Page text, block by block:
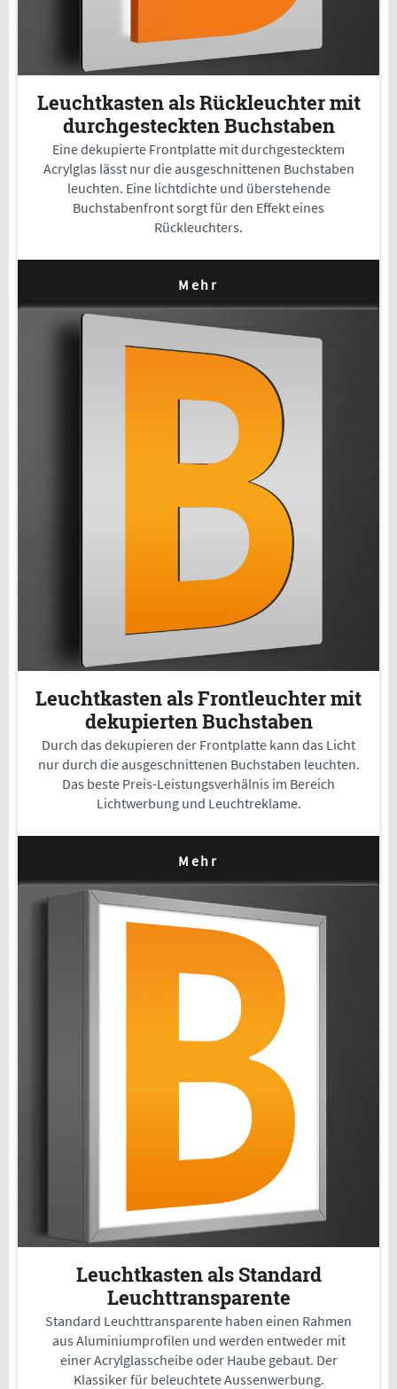
Leuchtkasten als Rückleuchter mit
durchgesteckten Buchstaben
Eine dekupierte Frontplatte mit durchgestecktem
Acrylglas lässt nur die ausgeschnittenen Buchstaben
leuchten. Eine lichtdichte und überstehende
Buchstabenfront sorgt für den Effekt eines
Rückleuchters.
Mehr
Leuchtkasten als Frontleuchter mit
dekupierten Buchstaben
Durch das dekupieren der Frontplatte kann das Licht
nur durch die ausgeschnittenen Buchstaben leuchten.
Das beste Preis-Leistungsverhälnis im Bereich
Lichtwerbung und Leuchtreklame.
Mehr
Leuchtkasten als Standard
Leuchttransparente
Standard Leuchttransparente haben einen Rahmen
aus Aluminiumprofilen und werden entweder mit
einer Acrylglasscheibe oder Haube gebaut. Der
Klassiker für beleuchtete Aussenwerbung.